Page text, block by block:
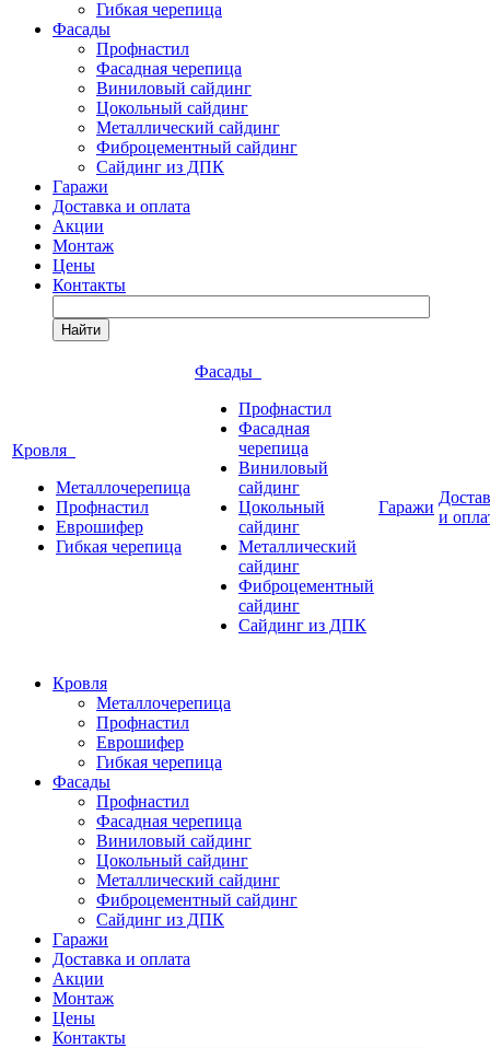
Гибкая черепица
Фасады
Профнастил
Фасадная черепица
Виниловый сайдинг
Цокольный сайдинг
Металлический сайдинг
Фиброцементный сайдинг
Сайдинг из ДПК
Гаражи
Доставка и оплата
Акции
Монтаж
Цены
Контакты
Найти
Кровля
Металлочерепица
Профнастил
Еврошифер
Гибкая черепица
Фасады
Профнастил
Фасадная
черепица
Виниловый
сайдинг
Цокольный
сайдинг
Металлический
сайдинг
Фиброцементный
сайдинг
Сайдинг из ДПК
Гаражи
и
Кровля
Металлочерепица
Профнастил
Еврошифер
Гибкая черепица
Фасады
Профнастил
Фасадная черепица
Виниловый сайдинг
Цокольный сайдинг
Металлический сайдинг
Фиброцементный сайдинг
Сайдинг из ДПК
Гаражи
Доставка и оплата
Акции
Монтаж
Цены
Контакты